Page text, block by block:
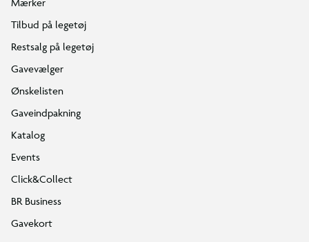
Tilbud på legetøj
Restsalg på legetøj
Gavevælger
Ønskelisten
Gaveindpakning
Katalog
Events
Click&Collect
BR Business
Gavekort